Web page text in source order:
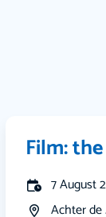
Film:
7 August
Achter de